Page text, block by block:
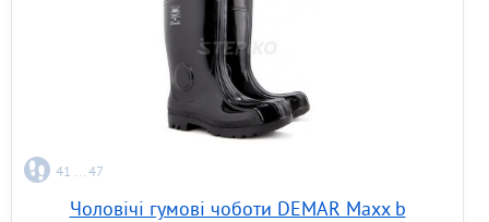
41 ... 47
Чоловічі гумові чоботи DEMAR Maxx b